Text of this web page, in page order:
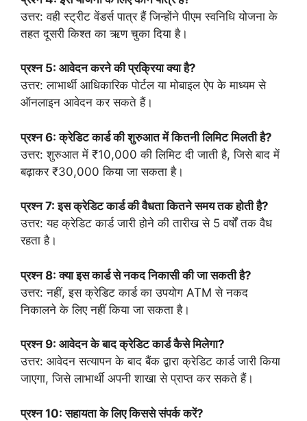
उत्तर: वही स्ट्रीट वेंडर्स पात्र हैं जिन्होंने पीएम स्वनिधि योजना के
तहत दूसरी किश्त का ऋण चुका दिया है।
प्रश्न 5: आवेदन करने की प्रक्रिया क्या है?
उत्तर: लाभार्थी आधिकारिक पोर्टल या मोबाइल ऐप के माध्यम से
ऑनलाइन आवेदन कर सकते हैं।
प्रश्न 6: क्रेडिट कार्ड की शुरुआत में कितनी लिमिट मिलती है?
उत्तर: शुरुआत में ₹10,000 की लिमिट दी जाती है, जिसे बाद में
बढ़ाकर ₹30,000 किया जा सकता है।
प्रश्न 7: इस क्रेडिट कार्ड की वैधता कितने समय तक होती है?
उत्तर: यह क्रेडिट कार्ड जारी होने की तारीख से 5 वर्षों तक वैध
रहता है।
प्रश्न 8: क्या इस कार्ड से नकद निकासी की जा सकती है?
उत्तर: नहीं, इस क्रेडिट कार्ड का उपयोग ATM से नकद
निकालने के लिए नहीं किया जा सकता है।
प्रश्न 9: आवेदन के बाद क्रेडिट कार्ड कैसे मिलेगा?
उत्तर: आवेदन सत्यापन के बाद बैंक द्वारा क्रेडिट कार्ड जारी किया
जाएगा, जिसे लाभार्थी अपनी शाखा से प्राप्त कर सकते हैं।
प्रश्न 10: सहायता के लिए किससे संपर्क करें?